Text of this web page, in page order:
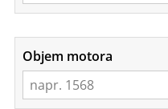
Objem motora